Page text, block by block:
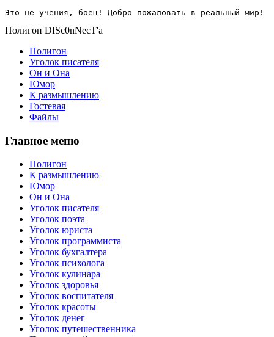
Это не учения, боец! Добро пожаловать в реальный мир!
Полигон DISc0nNecT'a
Полигон
Уголок писателя
Он и Она
Юмор
К размышлению
Гостевая
Файлы
Главное меню
Полигон
К размышлению
Юмор
Он и Она
Уголок писателя
Уголок поэта
Уголок юриста
Уголок программиста
Уголок бухгалтера
Уголок психолога
Уголок кулинара
Уголок здоровья
Уголок воспитателя
Уголок красоты
Уголок денег
Уголок путешественника